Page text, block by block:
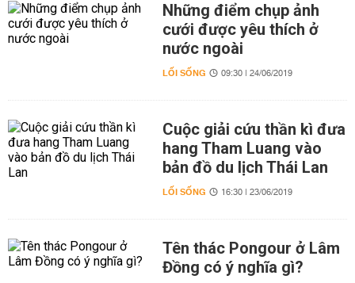
Những điểm chụp ảnh
cưới được yêu thích ở
nước ngoài
LỐI SỐNG 09:30 | 24/06/2019
Cuộc giải cứu thần kì đưa
hang Tham Luang vào
bản đồ du lịch Thái Lan
LỐI SỐNG 16:30 | 23/06/2019
Tên thác Pongour ở Lâm
Đồng có ý nghĩa gì?